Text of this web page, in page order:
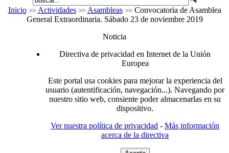
Inicio Actividades Asambleas
Convocatoria de Asamblea
General Extraordinaria. Sábado 23 de noviembre 2019
Noticia
Directiva de privacidad en Internet de la Unión
Europea
Este portal usa cookies para mejorar la experiencia del
usuario (autentificación, navegación...). Navegando por
nuestro sitio web, consiente poder almacenarlas en su
dispositivo.
Ver nuestra política de privacidad - Más información
acerca de la directiva